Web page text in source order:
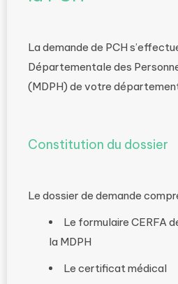
La demande de PCH
Départementale des
(MDPH) de votre
Constitution du dossier
Le dossier de demande
Le formulaire CERFA
la MDPH
Le certificat médical